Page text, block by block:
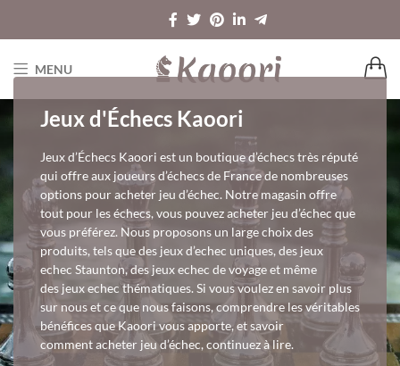
MENU
Jeux d'Échecs Kaoori
Jeux d’Échecs Kaoori est un boutique d’échecs très réputé
qui offre aux joueurs d’échecs de France de nombreuses
options pour acheter jeu d’échec. Notre magasin offre
tout pour les échecs, vous pouvez acheter jeu d’échec que
vous préférez. Nous proposons un large choix des
produits, tels que des jeux d’echec uniques, des jeux
echec Staunton, des jeux echec de voyage et même
des jeux echec thématiques. Si vous voulez en savoir plus
sur nous et ce que nous faisons, comprendre les véritables
bénéfices que Kaoori vous apporte, et savoir
comment acheter jeu d’échec, continuez à lire.